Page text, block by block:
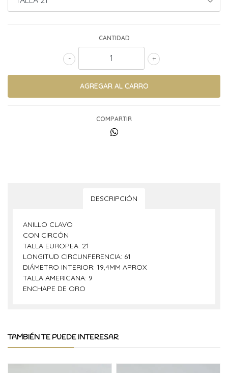
CANTIDAD
+
-
COMPARTIR
DESCRIPCIÓN
ANILLO CLAVO
CON CIRCÓN
TALLA EUROPEA: 21
LONGITUD CIRCUNFERENCIA: 61
DIÁMETRO INTERIOR: 19,4MM APROX
TALLA AMERICANA: 9
ENCHAPE DE ORO
TAMBIÉN TE PUEDE INTERESAR